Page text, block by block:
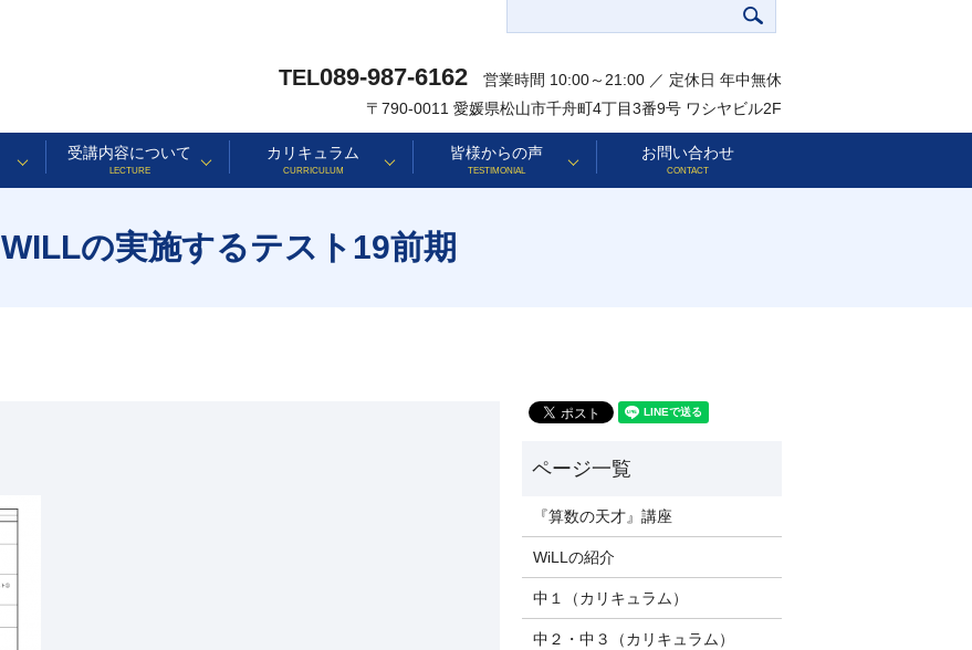
TEL089-987-6162
営業時間 10:00～21:00 ／ 定休日 年中無休
〒790-0011 愛媛県松山市千舟町4丁目3番9号 ワシヤビル2F
受講内容について
LECTURE
カリキュラム
CURRICULUM
皆様からの声
TESTIMONIAL
お問い合わせ
CONTACT
WILLの実施するテスト19前期
『算数の天才』講座
WiLLの紹介
中１（カリキュラム）
中２・中３（カリキュラム）